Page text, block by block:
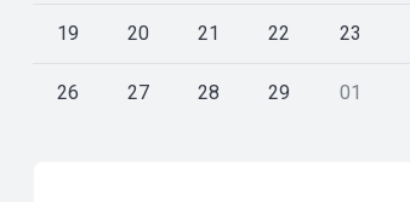
19 20 21 22 23
26 27 28 29 01